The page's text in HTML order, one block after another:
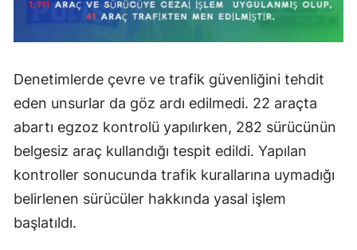
Denetimlerde çevre ve trafik güvenliğini tehdit
eden unsurlar da göz ardı edilmedi. 22 araçta
abartı egzoz kontrolü yapılırken, 282 sürücünün
belgesiz araç kullandığı tespit edildi. Yapılan
kontroller sonucunda trafik kurallarına uymadığı
belirlenen sürücüler hakkında yasal işlem
başlatıldı.